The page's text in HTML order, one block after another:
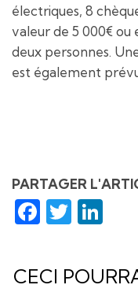
électriques, 8
valeur de 5 000€
deux personnes.
est également
PARTAGER
Facebook
CECI